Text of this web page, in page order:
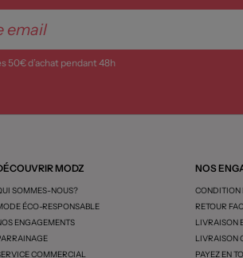
50€ d’achat pendant 48h
MODZ
SOMMES-NOUS?
ÉCO-RESPONSABLE
ENGAGEMENTS
COMMERCIAL
NOS
CONDITION
RETOUR
LIVRAISON
LIVRAISON
PAYEZ EN